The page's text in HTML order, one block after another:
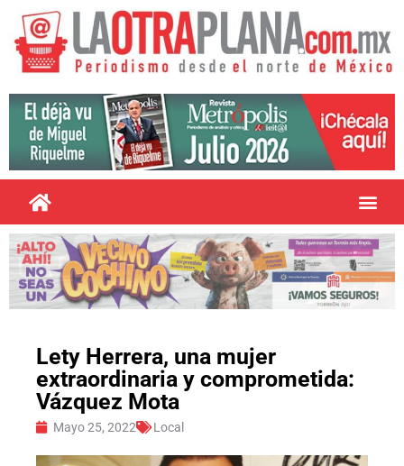
Lety Herrera, una mujer
extraordinaria y comprometida:
Vázquez Mota
Mayo 25, 2022 Local